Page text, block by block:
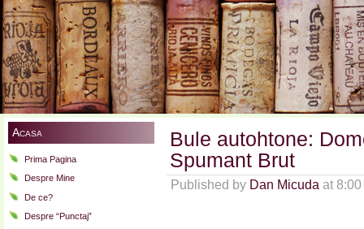
Acasa
Prima Pagina
Despre Mine
De ce?
Despre “Punctaj”
Bule autohtone:
Spumant Brut
Published by Dan Micuda at